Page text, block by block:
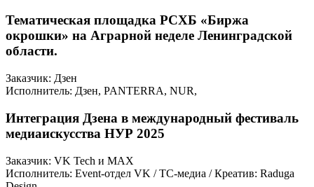
Тематическая площадка РСХБ «Биржа
окрошки» на Аграрной неделе Ленинградской
области.
Заказчик: Дзен
Исполнитель: Дзен, PANTERRA, NUR,
Интеграция Дзена в международный фестиваль
медиаискусства НУР 2025
Заказчик: VK Tech и MAX
Исполнитель: Event-отдел VK / ТС-медиа / Креатив: Raduga